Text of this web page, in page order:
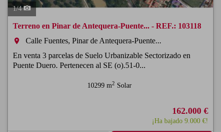
1/4
Terreno en Pinar de Antequera-Puente... - REF.: 103118
room
Calle Fuentes, Pinar de Antequera-Puente...
En venta 3 parcelas de Suelo Urbanizable Sectorizado en
Puente Duero. Pertenecen al SE (o).51-0...
10299 m2 Solar
162.000 €
¡Ha bajado 9.000 €!